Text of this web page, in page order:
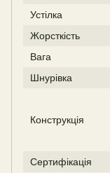
Устілка
Жорсткість
Вага
Шнурівка
Конструкція
Сертифікація